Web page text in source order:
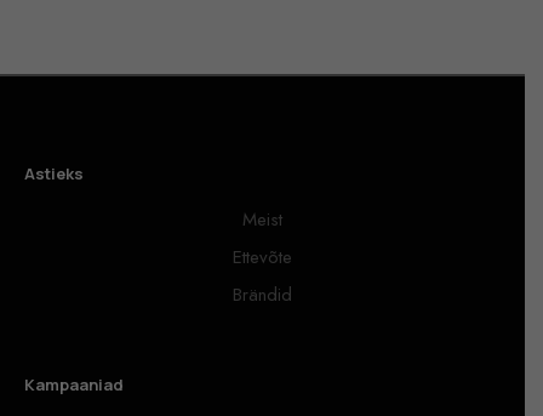
Astieks
Meist
Ettevõte
Brändid
Kampaaniad